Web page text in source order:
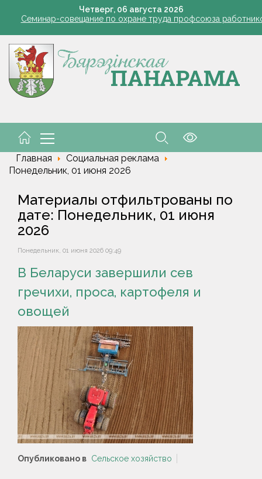
Четверг, 06 августа 2026
Семинар-совещание по охране труда профсоюза
Косить или не косить: когда обрезка ботвы картофеля
философию отношений с Алжиром и предложил ускорить
рабочем месте. Обязательные правила для работодателей
Семинар-совещание по охране труда профсоюза
философию отношений с Алжиром и предложил ускорить
рабочем месте. Обязательные правила для работодателей
Главная
Социальная реклама
Понедельник, 01 июня 2026
Материалы отфильтрованы по
дате: Понедельник, 01 июня
2026
Понедельник, 01 июня 2026 09:49
В Беларуси завершили сев
гречихи, проса, картофеля и
овощей
Опубликовано в Сельское хозяйство